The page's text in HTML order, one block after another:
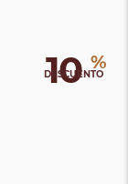
10 %
DESCUENTO